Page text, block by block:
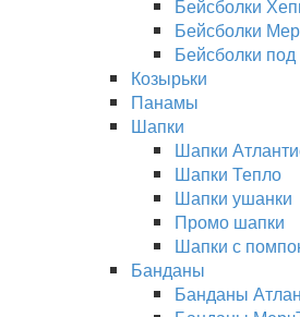
Бейсболки
Бейсболки
Бейсболки под
Козырьки
Панамы
Шапки
Шапки
Шапки Тепло
Шапки ушанки
Промо шапки
Шапки с
Банданы
Банданы